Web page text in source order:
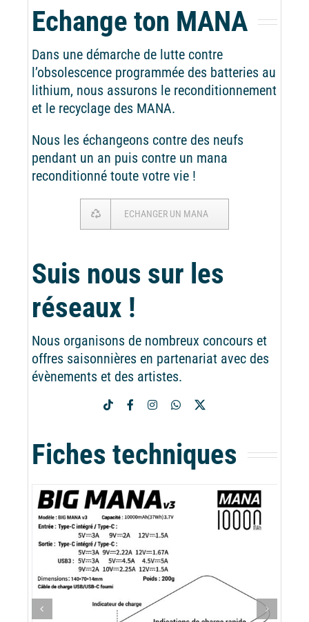
Echange ton MANA
Dans une démarche de lutte contre
l’obsolescence programmée des batteries au
lithium, nous assurons le reconditionnement
et le recyclage des MANA.
Nous les échangeons contre des neufs
pendant un an puis contre un mana
reconditionné toute votre vie !
ECHANGER UN MANA
Suis nous sur les
réseaux !
Nous organisons de nombreux concours et
offres saisonnières en partenariat avec des
évènements et des artistes.
Fiches techniques